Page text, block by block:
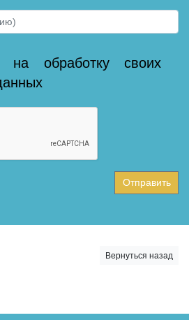
обработку своих
Отправить
Вернуться назад